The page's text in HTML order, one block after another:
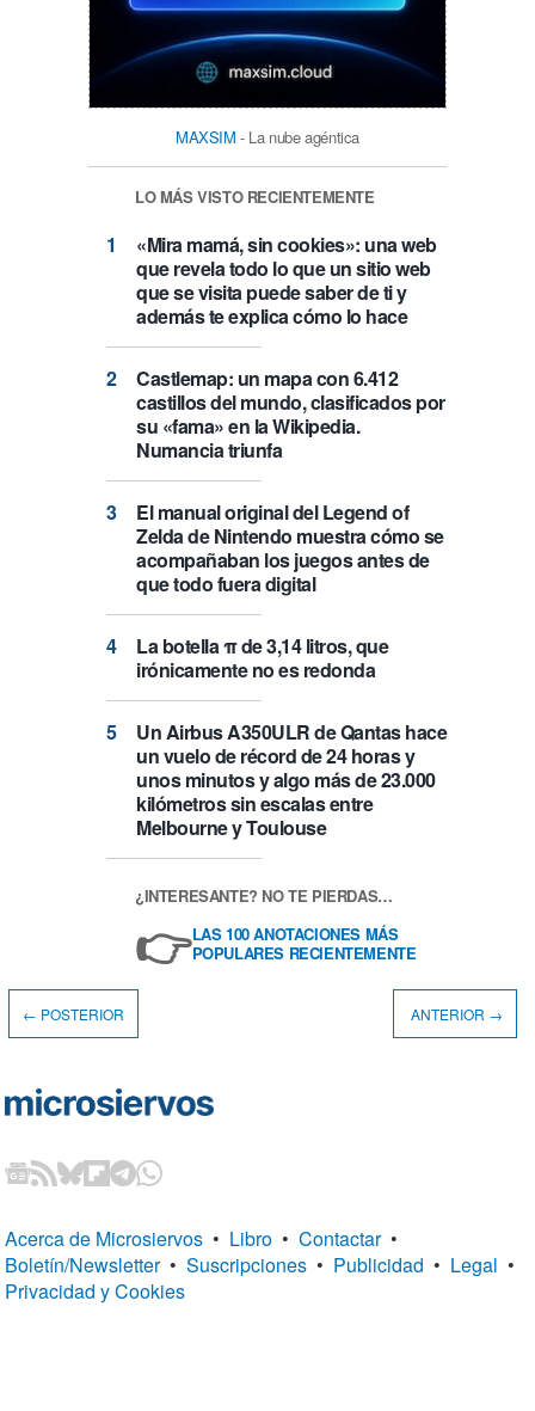
MAXSIM - La nube agéntica
LO MÁS VISTO RECIENTEMENTE
«Mira mamá, sin cookies»: una web
que revela todo lo que un sitio web
que se visita puede saber de ti y
además te explica cómo lo hace
Castlemap: un mapa con 6.412
castillos del mundo, clasificados por
su «fama» en la Wikipedia.
Numancia triunfa
El manual original del Legend of
Zelda de Nintendo muestra cómo se
acompañaban los juegos antes de
que todo fuera digital
La botella π de 3,14 litros, que
irónicamente no es redonda
Un Airbus A350ULR de Qantas hace
un vuelo de récord de 24 horas y
unos minutos y algo más de 23.000
kilómetros sin escalas entre
Melbourne y Toulouse
¿INTERESANTE? NO TE PIERDAS…
👉LAS 100 ANOTACIONES MÁS
POPULARES RECIENTEMENTE
← POSTERIOR ANTERIOR →
Acerca de Microsiervos • Libro • Contactar •
Boletín/Newsletter • Suscripciones • Publicidad • Legal •
Privacidad y Cookies